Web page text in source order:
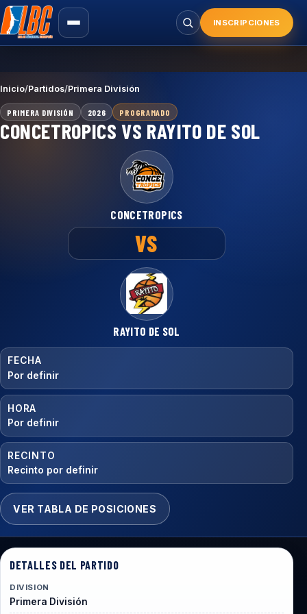
Saltar
al
contenido
Buscar
INSCRIPCIONES
Inicio/Partidos/Primera División
PRIMERA DIVISIÓN 2026 PROGRAMADO
CONCETROPICS VS RAYITO DE SOL
CONCETROPICS
VS
RAYITO DE SOL
FECHA
Por definir
HORA
Por definir
RECINTO
Recinto por definir
VER TABLA DE POSICIONES
DETALLES DEL PARTIDO
DIVISION
Primera División